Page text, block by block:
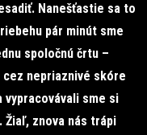
Nanešťastie sa to
pár minút sme
spoločnú črtu –
cez nepriaznivé skóre
sme si
znova nás trápi